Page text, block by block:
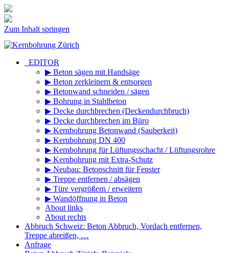
Zum Inhalt springen
_EDITOR
▶ Beton sägen mit Handsäge
▶ Beton zerkleinern & entsorgen
▶ Betonwand schneiden / sägen
▶ Bohrung in Stahlbeton
▶ Decke durchbrechen (Deckendurchbruch)
▶ Decke durchbrechen im Büro
▶ Kernbohrung Betonwand (Sauberkeit)
▶ Kernbohrung DN 400
▶ Kernbohrung für Lüftungsschacht / Lüftungsrohre
▶ Kernbohrung mit Extra-Schutz
▶ Neubau: Betonschnitt für Fenster
▶ Treppe entfernen / absägen
▶ Türe vergrößern / erweitern
▶ Wandöffnung in Beton
About links
About rechts
Abbruch Schweiz: Beton Abbruch, Vordach entfernen,
Treppe abreißen, …
Anfrage